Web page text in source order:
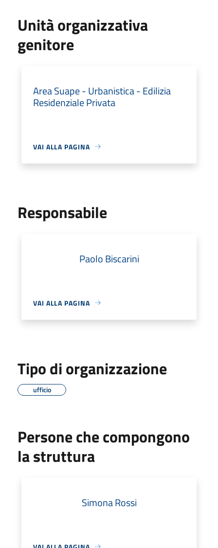
Unità organizzativa
genitore
Area Suape - Urbanistica - Edilizia
Residenziale Privata
VAI ALLA PAGINA
Responsabile
Paolo Biscarini
VAI ALLA PAGINA
Tipo di organizzazione
ufficio
Persone che compongono
la struttura
Simona Rossi